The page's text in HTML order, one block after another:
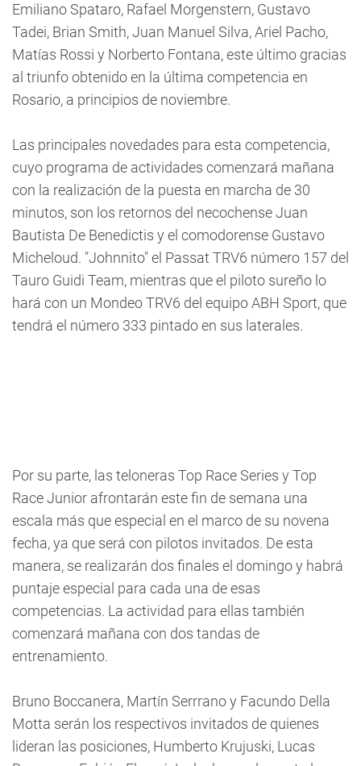
Emiliano Spataro, Rafael Morgenstern, Gustavo
Tadei, Brian Smith, Juan Manuel Silva, Ariel Pacho,
Matías Rossi y Norberto Fontana, este último gracias
al triunfo obtenido en la última competencia en
Rosario, a principios de noviembre.
Las principales novedades para esta competencia,
cuyo programa de actividades comenzará mañana
con la realización de la puesta en marcha de 30
minutos, son los retornos del necochense Juan
Bautista De Benedictis y el comodorense Gustavo
Micheloud. "Johnnito" el Passat TRV6 número 157 del
Tauro Guidi Team, mientras que el piloto sureño lo
hará con un Mondeo TRV6 del equipo ABH Sport, que
tendrá el número 333 pintado en sus laterales.
Por su parte, las teloneras Top Race Series y Top
Race Junior afrontarán este fin de semana una
escala más que especial en el marco de su novena
fecha, ya que será con pilotos invitados. De esta
manera, se realizarán dos finales el domingo y habrá
puntaje especial para cada una de esas
competencias. La actividad para ellas también
comenzará mañana con dos tandas de
entrenamiento.
Bruno Boccanera, Martín Serrrano y Facundo Della
Motta serán los respectivos invitados de quienes
lideran las posiciones, Humberto Krujuski, Lucas